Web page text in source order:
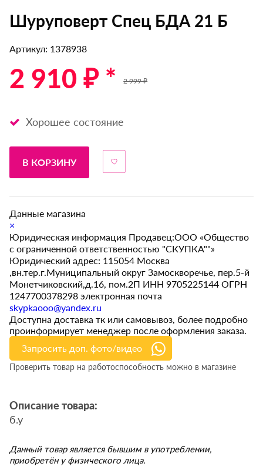
Шуруповерт Спец БДА 21 Б
Артикул: 1378938
2 910 ₽ * 2 999 ₽
Хорошее состояние
В КОРЗИНУ
Данные магазина
×
Юридическая информация Продавец:ООО «Общество
с ограниченной ответственностью "СКУПКА""»
Юридический адрес: 115054 Москва
,вн.тер.г.Муниципальный округ Замоскворечье, пер.5-й
Монетчиковский,д.16, пом.2П ИНН 9705225144 ОГРН
1247700378298 электронная почта
skypkaooo@yandex.ru
Доступна доставка тк или самовывоз, более подробно
проинформирует менеджер после оформления заказа.
Запросить доп. фото/видео
Проверить товар на работоспособность можно в магазине
Описание товара:
б.у
Данный товар является бывшим в употреблении,
приобретён у физического лица.